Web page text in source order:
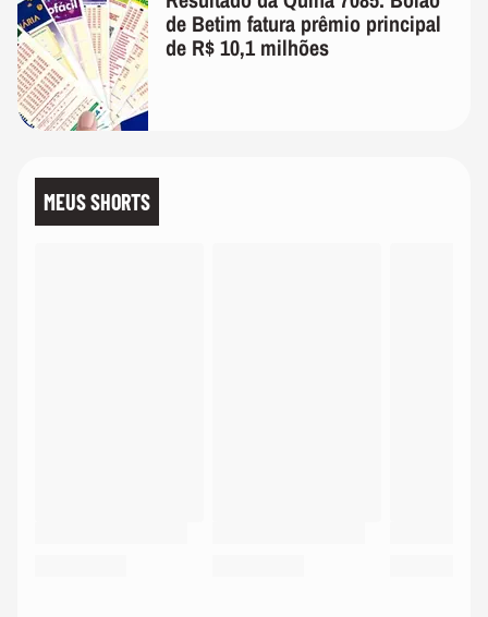
de Betim fatura prêmio principal
de R$ 10,1 milhões
MEUS SHORTS